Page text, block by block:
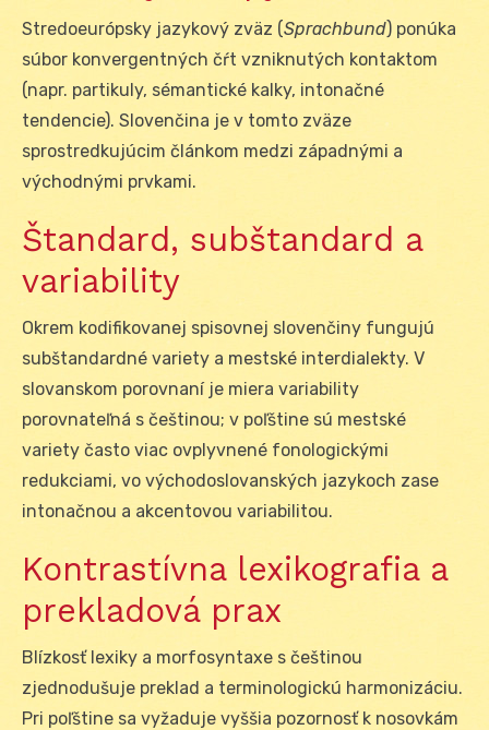
Stredoeurópsky jazykový zväz (Sprachbund) ponúka
súbor konvergentných čŕt vzniknutých kontaktom
(napr. partikuly, sémantické kalky, intonačné
tendencie). Slovenčina je v tomto zväze
sprostredkujúcim článkom medzi západnými a
východnými prvkami.
Štandard, subštandard a
variability
Okrem kodifikovanej spisovnej slovenčiny fungujú
subštandardné variety a mestské interdialekty. V
slovanskom porovnaní je miera variability
porovnateľná s češtinou; v poľštine sú mestské
variety často viac ovplyvnené fonologickými
redukciami, vo východoslovanských jazykoch zase
intonačnou a akcentovou variabilitou.
Kontrastívna lexikografia a
prekladová prax
Blízkosť lexiky a morfosyntaxe s češtinou
zjednodušuje preklad a terminologickú harmonizáciu.
Pri poľštine sa vyžaduje vyššia pozornosť k nosovkám